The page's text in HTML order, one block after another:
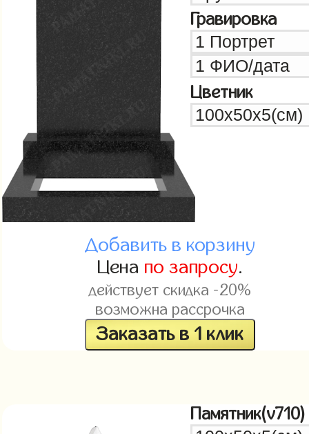
Гравировка
Цветник
Добавить в корзину
Цена по запросу.
действует скидка -20%
возможна рассрочка
Заказать в 1 клик
Памятник(v710)